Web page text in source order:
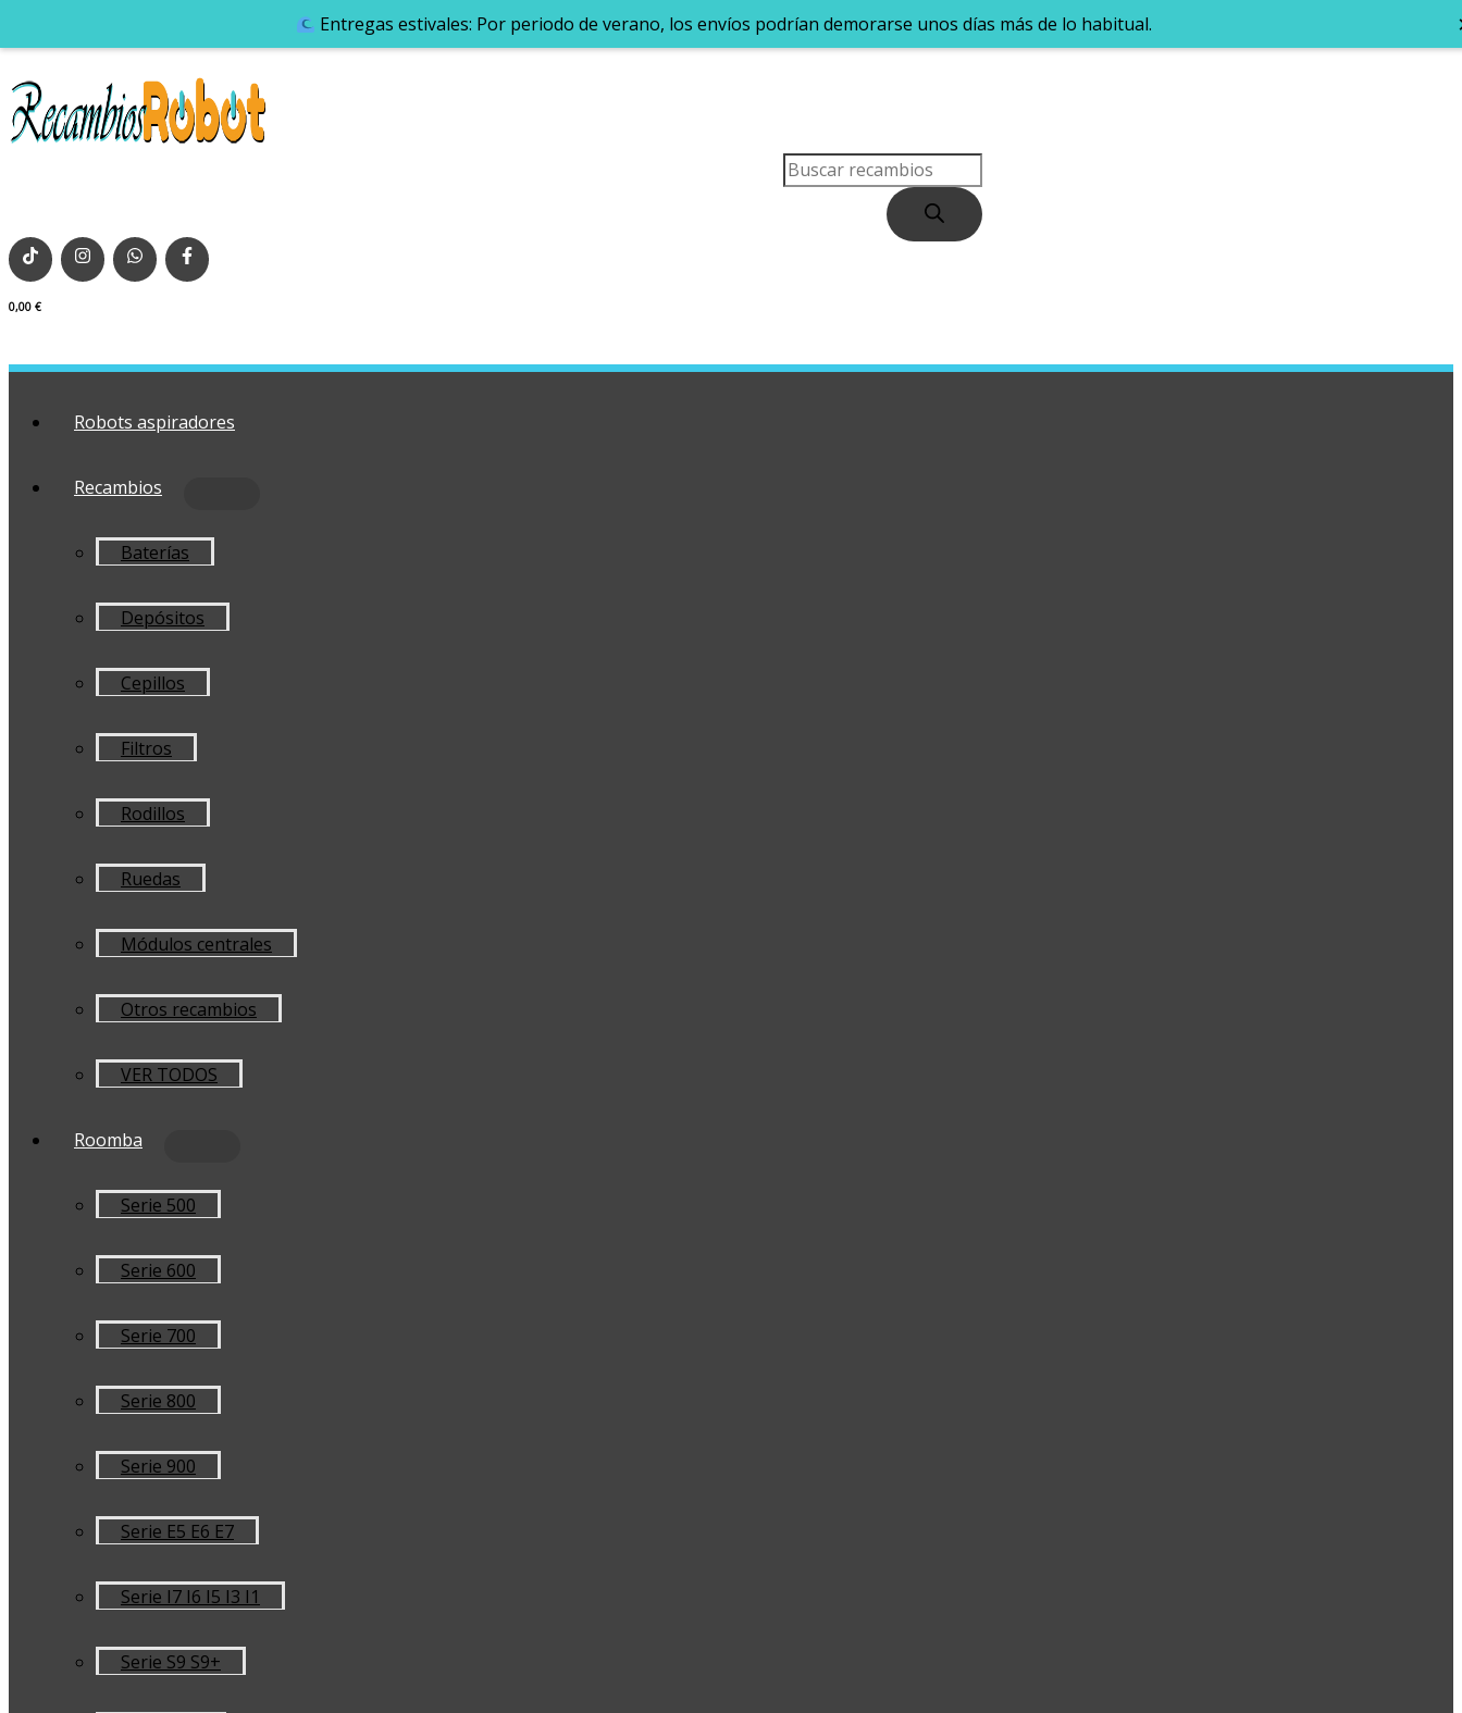
Entregas estivales: Por periodo de verano, los envíos podrían demorarse unos días más de lo habitual.
0,00 €
Robots aspiradores
Recambios
Baterías
Depósitos
Cepillos
Filtros
Rodillos
Ruedas
Módulos centrales
Otros recambios
VER TODOS
Roomba
Serie 500
Serie 600
Serie 700
Serie 800
Serie 900
Serie E5 E6 E7
Serie I7 I6 I5 I3 I1
Serie S9 S9+